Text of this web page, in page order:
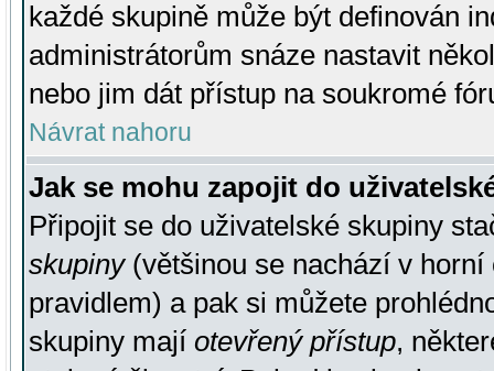
každé skupině může být definován
administrátorům snáze nastavit
nebo jim dát přístup na soukromé
Návrat nahoru
Jak se mohu zapojit do
Připojit se do uživatelské skupiny
skupiny(většinou se nachází v horní
pravidlem) a pak si můžete
skupiny mají otevřený přístup,